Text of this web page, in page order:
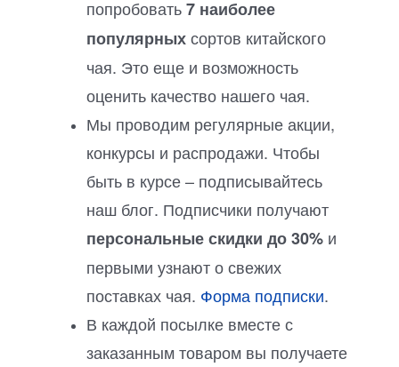
попробовать7 наиболее
популярныхсортов китайского
чая. Это еще и возможность
оценить качество нашего чая.
Мы проводим регулярные акции,
конкурсы и распродажи. Чтобы
быть в курсе – подписывайтесь
наш блог. Подписчики получают
персональные скидки до 30%и
первыми узнают о свежих
поставках чая. Форма подписки.
В каждой посылке вместе с
заказанным товаром вы получаете